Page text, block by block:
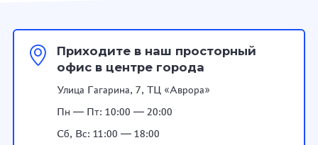
Приходите в наш просторный
офис в центре города
Улица Гагарина, 7, ТЦ «Аврора»
Пн — Пт: 10:00 — 20:00
Сб, Вс: 11:00 — 18:00